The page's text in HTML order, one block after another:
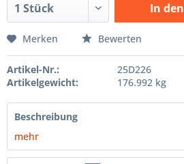
In den
Merken Bewerten
Artikel-Nr.:
25D226
Artikelgewicht:
176.992 kg
Beschreibung
mehr